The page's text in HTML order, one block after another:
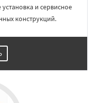
и сервисное
конструкций.